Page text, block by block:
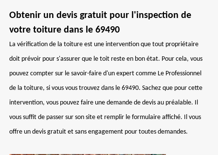
Obtenir un devis gratuit pour l'inspection de
votre toiture dans le 69490
La vérification de la toiture est une intervention que tout propriétaire
doit prévoir pour s'assurer que le toit reste en bon état. Pour cela, vous
pouvez compter sur le savoir-faire d'un expert comme Le Professionnel
de la toiture, si vous vous trouvez dans le 69490. Sachez que pour cette
intervention, vous pouvez faire une demande de devis au préalable. Il
vous suffit de passer sur son site et remplir le formulaire affiché. Il vous
offre un devis gratuit et sans engagement pour toutes demandes.